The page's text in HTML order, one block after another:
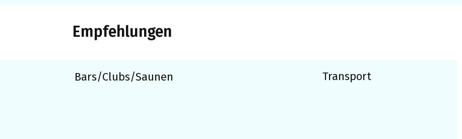
Empfehlungen
Bars/Clubs/Saunen Transport